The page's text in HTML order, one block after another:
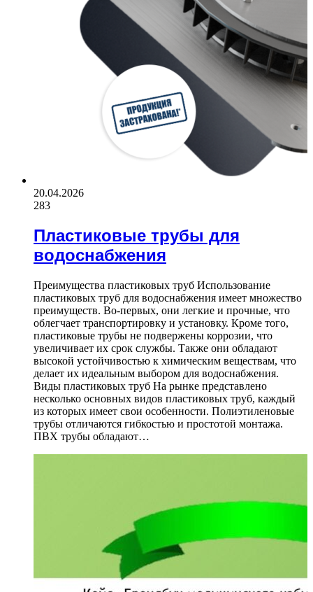
20.04.2026
283
Пластиковые трубы для
водоснабжения
Преимущества пластиковых труб Использование
пластиковых труб для водоснабжения имеет множество
преимуществ. Во-первых, они легкие и прочные, что
облегчает транспортировку и установку. Кроме того,
пластиковые трубы не подвержены коррозии, что
увеличивает их срок службы. Также они обладают
высокой устойчивостью к химическим веществам, что
делает их идеальным выбором для водоснабжения.
Виды пластиковых труб На рынке представлено
несколько основных видов пластиковых труб, каждый
из которых имеет свои особенности. Полиэтиленовые
трубы отличаются гибкостью и простотой монтажа.
ПВХ трубы обладают…